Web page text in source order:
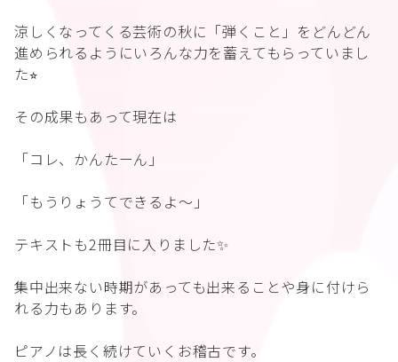
涼しくなってくる芸術の秋に「弾くこと」をどんどん
進められるようにいろんな力を蓄えてもらっていまし
た⭐︎
その成果もあって現在は
「コレ、かんたーん」
「もうりょうてできるよ〜」
テキストも2冊目に入りました✨
集中出来ない時期があっても出来ることや身に付けら
れる力もあります。
ピアノは長く続けていくお稽古です。